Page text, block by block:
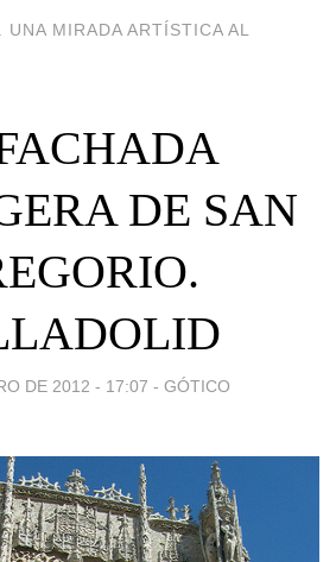
UNA MIRADA ARTÍSTICA AL
DE SAN
DE 2012 - 17:07 - GÓTICO